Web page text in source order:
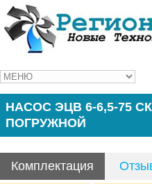
НАСОС ЭЦВ 6-6,5-75
ПОГРУЖНОЙ
Комплектация